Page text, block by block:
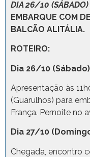
DIA 26/10 (SÁBADO)
EMBARQUE COM
BALCÃO ALITÁLIA.
ROTEIRO:
Dia 26/10 (Sábado)
Apresentação às
(Guarulhos) para
França. Pernoite no
Dia 27/10
Chegada, encontro